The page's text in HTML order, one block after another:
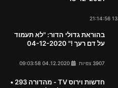
בהוראת גדולי הדור: "לא תעמוד
על דם רעך !" 04-12-2020
3907 צפיות
חדשות וירוס TV - מהדורה 293 •